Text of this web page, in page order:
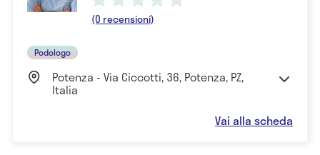
(0 recensioni)
Podologo
Potenza - Via Ciccotti, 36, Potenza, PZ,
Italia
Vai alla scheda